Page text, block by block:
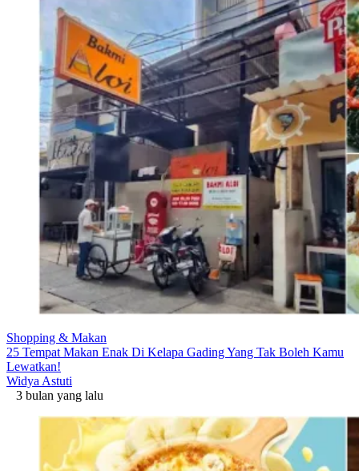
Shopping & Makan
25 Tempat Makan Enak Di Kelapa Gading Yang Tak Boleh Kamu
Lewatkan!
Widya Astuti
3 bulan yang lalu